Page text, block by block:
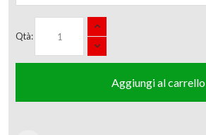
Qtà:
Aggiungi al carrello